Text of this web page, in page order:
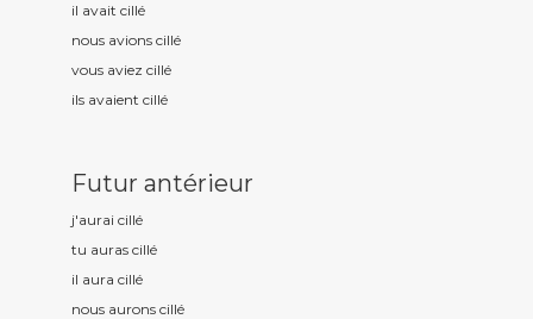
il avait cillé
nous avions cillé
vous aviez cillé
ils avaient cillé
Futur antérieur
j'aurai cillé
tu auras cillé
il aura cillé
nous aurons cillé